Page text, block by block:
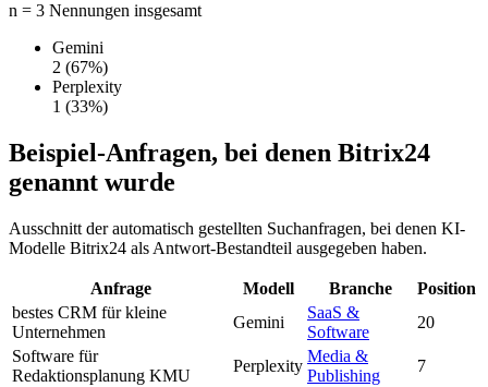
n = 3 Nennungen insgesamt
Gemini
2 (67%)
Perplexity
1 (33%)
Beispiel-Anfragen, bei denen Bitrix24
genannt wurde
Ausschnitt der automatisch gestellten Suchanfragen, bei denen KI-
Modelle Bitrix24 als Antwort-Bestandteil ausgegeben haben.
Anfrage Modell Branche
Position
bestes CRM für kleine
Unternehmen
Gemini
SaaS &
Software
20
Software für
Redaktionsplanung KMU
Perplexity
Media &
Publishing
7